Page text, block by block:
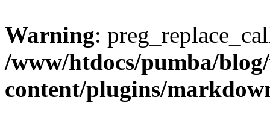
Warning:
/www/htdocs/pumba/
content/plugins/